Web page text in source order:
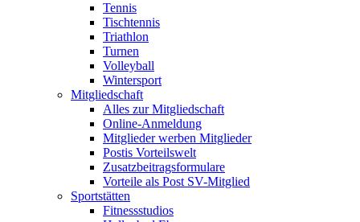
Tennis
Tischtennis
Triathlon
Turnen
Volleyball
Wintersport
Mitgliedschaft
Alles zur Mitgliedschaft
Online-Anmeldung
Mitglieder werben Mitglieder
Postis Vorteilswelt
Zusatzbeitragsformulare
Vorteile als Post SV-Mitglied
Sportstätten
Fitnessstudios